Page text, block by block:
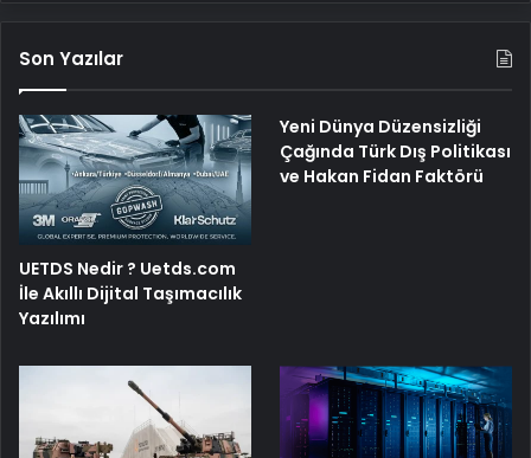
Son Yazılar
UETDS Nedir ? Uetds.com
İle Akıllı Dijital Taşımacılık
Yazılımı
Yeni Dünya Düzensizliği
Çağında Türk Dış Politikası
ve Hakan Fidan Faktörü